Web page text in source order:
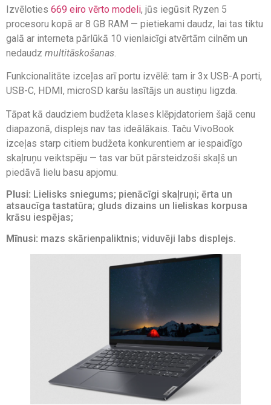
Izvēloties 669 eiro vērto modeli, jūs iegūsit Ryzen 5
procesoru kopā ar 8 GB RAM — pietiekami daudz, lai tas tiktu
galā ar interneta pārlūkā 10 vienlaicīgi atvērtām cilnēm un
nedaudz multitāskošanas.
Funkcionalitāte izceļas arī portu izvēlē: tam ir 3x USB-A porti,
USB-C, HDMI, microSD karšu lasītājs un austiņu ligzda.
Tāpat kā daudziem budžeta klases klēpjdatoriem šajā cenu
diapazonā, displejs nav tas ideālākais. Taču VivoBook
izceļas starp citiem budžeta konkurentiem ar iespaidīgo
skaļruņu veiktspēju — tas var būt pārsteidzoši skaļš un
piedāvā lielu basu apjomu.
Plusi: Lielisks sniegums; pienācīgi skaļruņi; ērta un
atsaucīga tastatūra; gluds dizains un lieliskas korpusa
krāsu iespējas;
Mīnusi: mazs skārienpaliktnis; viduvēji labs displejs.